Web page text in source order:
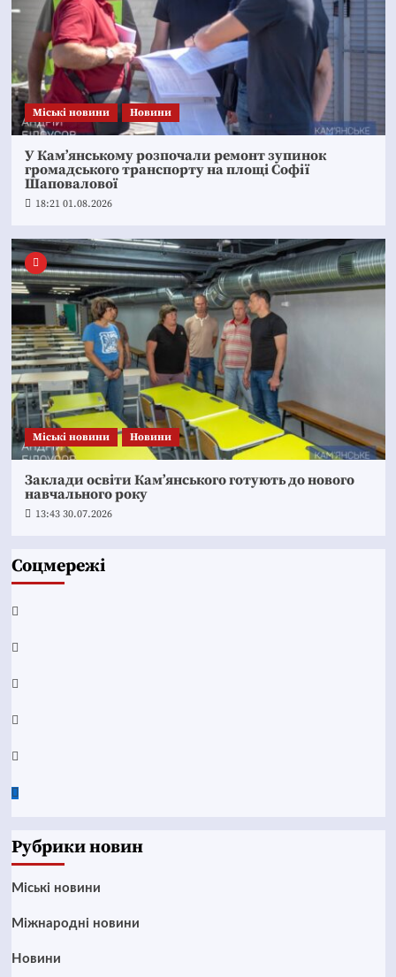
Mіські новини Новини
У Кам’янському розпочали ремонт зупинок
громадського транспорту на площі Софії
Шаповалової
18:21 01.08.2026
Mіські новини Новини
Заклади освіти Кам’янського готують до нового
навчального року
13:43 30.07.2026
Соцмережі
Facebook
YouTube
Telegram
Instagram
Twitter
Google
Рубрики новин
Mіські новини
Міжнародні новини
Новини